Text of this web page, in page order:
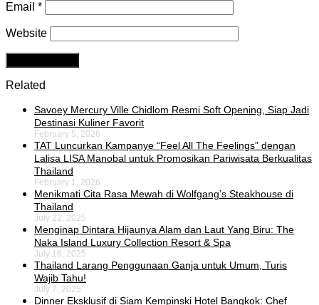
Email *
Website
Related
Savoey Mercury Ville Chidlom Resmi Soft Opening, Siap Jadi
Destinasi Kuliner Favorit
February 5, 2026
TAT Luncurkan Kampanye “Feel All The Feelings” dengan
Lalisa LISA Manobal untuk Promosikan Pariwisata Berkualitas
Thailand
February 1, 2026
Menikmati Cita Rasa Mewah di Wolfgang’s Steakhouse di
Thailand
July 22, 2025
Menginap Dintara Hijaunya Alam dan Laut Yang Biru: The
Naka Island Luxury Collection Resort & Spa
July 16, 2025
Thailand Larang Penggunaan Ganja untuk Umum, Turis
Wajib Tahu!
July 7, 2025
Dinner Eksklusif di Siam Kempinski Hotel Bangkok: Chef